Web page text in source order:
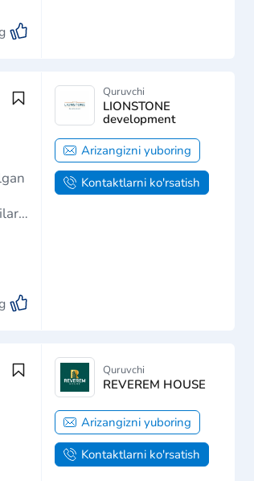
Quruvchi
LIONSTONE
development
Arizangizni yuboring
Kontaktlarni ko'rsatish
Quruvchi
REVEREM HOUSE
Arizangizni yuboring
Kontaktlarni ko'rsatish